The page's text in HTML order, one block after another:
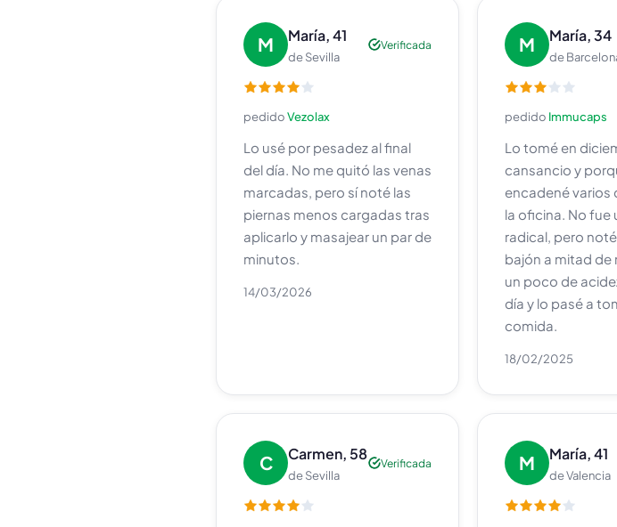
M María, 41
de Sevilla
Verificada
pedidoVezolax
Lo usé por pesadez al final
del día. No me quitó las venas
marcadas, pero sí noté las
piernas menos cargadas tras
aplicarlo y masajear un par de
minutos.
14/03/2026
M María, 34
de
pedido Immucaps
Lo tomé en
cansancio y
encadené varios
la oficina. No fue
radical, pero
bajón a mitad de
un poco de
día y lo pasé a
comida.
18/02/2025
C Carmen, 58
de Sevilla
Verificada M María, 41
de Valencia